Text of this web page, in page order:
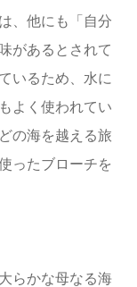
、他にも「自分
があるとされて
いるため、水に
よく使われてい
の海を越える旅
ったブローチを
らかな母なる海